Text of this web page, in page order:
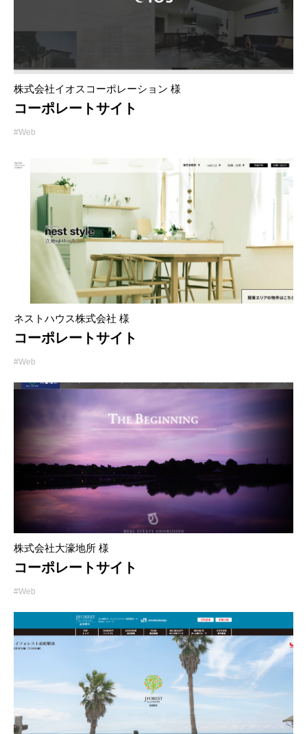
株式会社イオスコーポレーション 様
コーポレートサイト
#Web
ネストハウス株式会社 様
コーポレートサイト
#Web
株式会社大濠地所 様
コーポレートサイト
#Web